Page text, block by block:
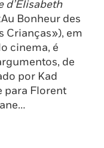
d’Elisabeth
Bonheur des
Crianças»), em
cinema, é
de
por Kad
para Florent